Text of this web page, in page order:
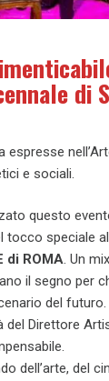
di
e sociali.
questo
speciale
di ROMA. Un
il segno per
del futuro.
del Direttore
dell’arte, del